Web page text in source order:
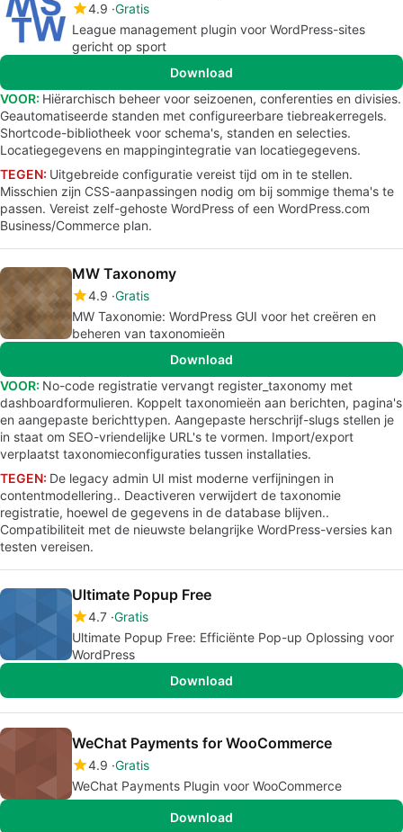
4.9 Gratis
League management plugin voor WordPress-sites
gericht op sport
Download
VOOR: Hiërarchisch beheer voor seizoenen, conferenties en divisies.
Geautomatiseerde standen met configureerbare tiebreakerregels.
Shortcode-bibliotheek voor schema's, standen en selecties.
Locatiegegevens en mappingintegratie van locatiegegevens.
TEGEN: Uitgebreide configuratie vereist tijd om in te stellen.
Misschien zijn CSS-aanpassingen nodig om bij sommige thema's te
passen. Vereist zelf-gehoste WordPress of een WordPress.com
Business/Commerce plan.
MW Taxonomy
4.9 Gratis
MW Taxonomie: WordPress GUI voor het creëren en
beheren van taxonomieën
Download
VOOR: No-code registratie vervangt register_taxonomy met
dashboardformulieren. Koppelt taxonomieën aan berichten, pagina's
en aangepaste berichttypen. Aangepaste herschrijf-slugs stellen je
in staat om SEO-vriendelijke URL's te vormen. Import/export
verplaatst taxonomieconfiguraties tussen installaties.
TEGEN: De legacy admin UI mist moderne verfijningen in
contentmodellering.. Deactiveren verwijdert de taxonomie
registratie, hoewel de gegevens in de database blijven..
Compatibiliteit met de nieuwste belangrijke WordPress-versies kan
testen vereisen.
Ultimate Popup Free
4.7 Gratis
Ultimate Popup Free: Efficiënte Pop-up Oplossing voor
WordPress
Download
WeChat Payments for WooCommerce
4.9 Gratis
WeChat Payments Plugin voor WooCommerce
Download